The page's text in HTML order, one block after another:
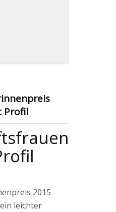
Profil
2015
leichter